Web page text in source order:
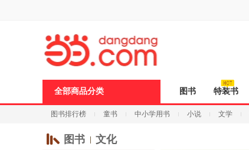
全部商品分类 图书 特装书
图书排行榜 童书 中小学用书 小说 文学
图书 文化
页